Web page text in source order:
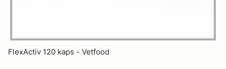
FlexActiv 120 kaps - Vetfood